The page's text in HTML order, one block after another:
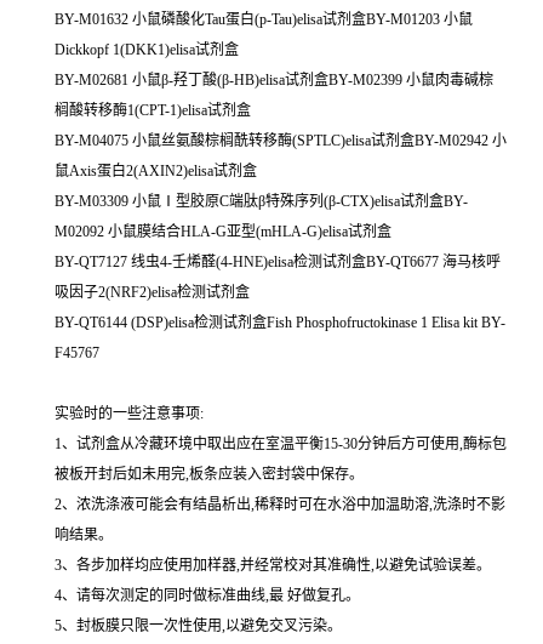
BY-M01632 小鼠磷酸化Tau蛋白(p-Tau)elisa试剂盒BY-M01203 小鼠
Dickkopf 1(DKK1)elisa试剂盒
BY-M02681 小鼠β-羟丁酸(β-HB)elisa试剂盒BY-M02399 小鼠肉毒碱棕
榈酸转移酶1(CPT-1)elisa试剂盒
BY-M04075 小鼠丝氨酸棕榈酰转移酶(SPTLC)elisa试剂盒BY-M02942 小
鼠Axis蛋白2(AXIN2)elisa试剂盒
BY-M03309 小鼠Ⅰ型胶原C端肽β特殊序列(β-CTX)elisa试剂盒BY-
M02092 小鼠膜结合HLA-G亚型(mHLA-G)elisa试剂盒
BY-QT7127 线虫4-壬烯醛(4-HNE)elisa检测试剂盒BY-QT6677 海马核呼
吸因子2(NRF2)elisa检测试剂盒
BY-QT6144 (DSP)elisa检测试剂盒Fish Phosphofructokinase 1 Elisa kit BY-
F45767
实验时的一些注意事项:
1、试剂盒从冷藏环境中取出应在室温平衡15-30分钟后方可使用,酶标包
被板开封后如未用完,板条应装入密封袋中保存。
2、浓洗涤液可能会有结晶析出,稀释时可在水浴中加温助溶,洗涤时不影
响结果。
3、各步加样均应使用加样器,并经常校对其准确性,以避免试验误差。
4、请每次测定的同时做标准曲线,最 好做复孔。
5、封板膜只限一次性使用,以避免交叉污染。